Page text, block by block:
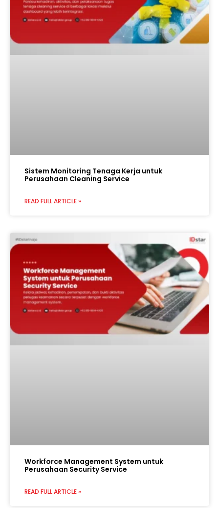
Sistem Monitoring Tenaga Kerja untuk
Perusahaan Cleaning Service
READ FULL ARTICLE »
Workforce Management System untuk
Perusahaan Security Service
READ FULL ARTICLE »